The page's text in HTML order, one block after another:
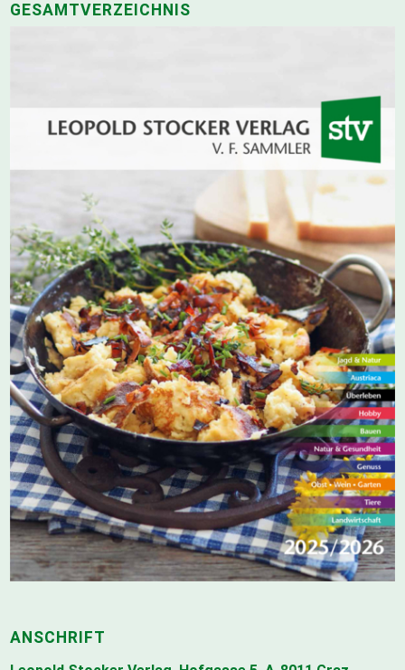
GESAMTVERZEICHNIS
ANSCHRIFT